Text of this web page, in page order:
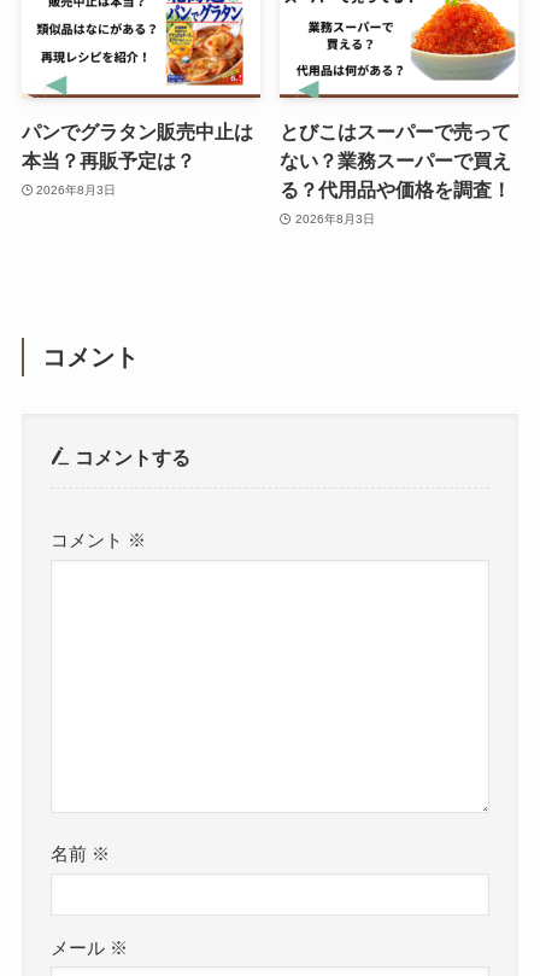
パンでグラタン販売中止は
本当？再販予定は？
2026年8月3日
とびこはスーパーで売って
ない？業務スーパーで買え
る？代用品や価格を調査！
2026年8月3日
コメント
コメントする
コメント ※
名前 ※
メール ※